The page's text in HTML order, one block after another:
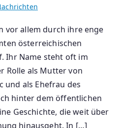
vor allem durch ihre enge
österreichischen
Ihr Name steht oft im
Rolle als Mutter von
und als Ehefrau des
hinter dem öffentlichen
Geschichte, die weit über
hinausgeht. In […]